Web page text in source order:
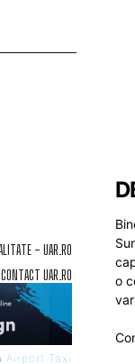
– UAR.RO
CONTACT UAR.RO
Airport Taxi
o